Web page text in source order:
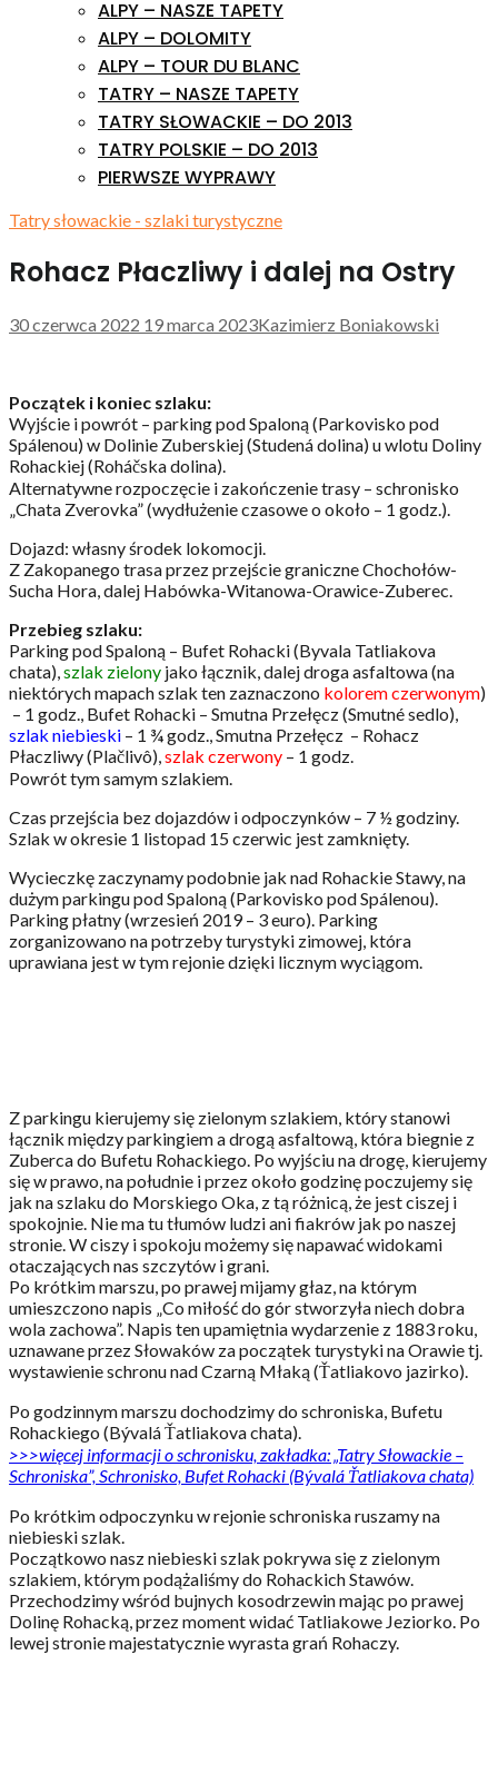
ALPY – NASZE TAPETY
ALPY – DOLOMITY
ALPY – TOUR DU BLANC
TATRY – NASZE TAPETY
TATRY SŁOWACKIE – DO 2013
TATRY POLSKIE – DO 2013
PIERWSZE WYPRAWY
Tatry słowackie - szlaki turystyczne
Rohacz Płaczliwy i dalej na Ostry
30 czerwca 2022 19 marca 2023Kazimierz Boniakowski
Początek i koniec szlaku:
Wyjście i powrót – parking pod Spaloną (Parkovisko pod
Spálenou) w Dolinie Zuberskiej (Studená dolina) u wlotu Doliny
Rohackiej (Roháčska dolina).
Alternatywne rozpoczęcie i zakończenie trasy – schronisko
„Chata Zverovka” (wydłużenie czasowe o około – 1 godz.).
Dojazd: własny środek lokomocji.
Z Zakopanego trasa przez przejście graniczne Chochołów-
Sucha Hora, dalej Habówka-Witanowa-Orawice-Zuberec.
Przebieg szlaku:
Parking pod Spaloną – Bufet Rohacki (Byvala Tatliakova
chata),szlak zielony jako łącznik, dalej droga asfaltowa (na
niektórych mapach szlak ten zaznaczono kolorem czerwonym)
– 1 godz., Bufet Rohacki – Smutna Przełęcz (Smutné sedlo),
szlak niebieski – 1 ¾ godz., Smutna Przełęcz – Rohacz
Płaczliwy (Plačlivô),szlak czerwony – 1 godz.
Powrót tym samym szlakiem.
Czas przejścia bez dojazdów i odpoczynków – 7 ½ godziny.
Szlak w okresie 1 listopad 15 czerwic jest zamknięty.
Wycieczkę zaczynamy podobnie jak nad Rohackie Stawy, na
dużym parkingu pod Spaloną (Parkovisko pod Spálenou).
Parking płatny (wrzesień 2019 – 3 euro). Parking
zorganizowano na potrzeby turystyki zimowej, która
uprawiana jest w tym rejonie dzięki licznym wyciągom.
Z parkingu kierujemy się zielonym szlakiem, który stanowi
łącznik między parkingiem a drogą asfaltową, która biegnie z
Zuberca do Bufetu Rohackiego. Po wyjściu na drogę, kierujemy
się w prawo, na południe i przez około godzinę poczujemy się
jak na szlaku do Morskiego Oka, z tą różnicą, że jest ciszej i
spokojnie. Nie ma tu tłumów ludzi ani fiakrów jak po naszej
stronie. W ciszy i spokoju możemy się napawać widokami
otaczających nas szczytów i grani.
Po krótkim marszu, po prawej mijamy głaz, na którym
umieszczono napis „Co miłość do gór stworzyła niech dobra
wola zachowa”. Napis ten upamiętnia wydarzenie z 1883 roku,
uznawane przez Słowaków za początek turystyki na Orawie tj.
wystawienie schronu nad Czarną Młaką (Ťatliakovo jazirko).
Po godzinnym marszu dochodzimy do schroniska, Bufetu
Rohackiego (Bývalá Ťatliakova chata).
>>>więcej informacji o schronisku, zakładka: „Tatry Słowackie –
Schroniska”, Schronisko, Bufet Rohacki (Bývalá Ťatliakova chata)
Po krótkim odpoczynku w rejonie schroniska ruszamy na
niebieski szlak.
Początkowo nasz niebieski szlak pokrywa się z zielonym
szlakiem, którym podążaliśmy do Rohackich Stawów.
Przechodzimy wśród bujnych kosodrzewin mając po prawej
Dolinę Rohacką, przez moment widać Tatliakowe Jeziorko. Po
lewej stronie majestatycznie wyrasta grań Rohaczy.